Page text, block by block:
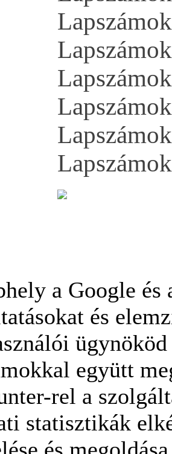
a Google
és
együtt
rel a
statisztikák